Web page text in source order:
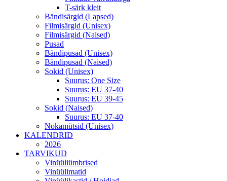
T-särk kleit
Bändisärgid (Lapsed)
Filmisärgid (Unisex)
Filmisärgid (Naised)
Pusad
Bändipusad (Unisex)
Bändipusad (Naised)
Sokid (Unisex)
Suurus: One Size
Suurus: EU 37-40
Suurus: EU 39-45
Sokid (Naised)
Suurus: EU 37-40
Nokamütsid (Unisex)
KALENDRID
2026
TARVIKUD
Vinüüliümbrised
Vinüülimatid